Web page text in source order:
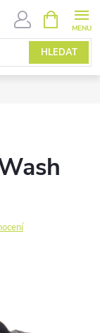
HLEDAT
NÁKUPNÍ
KOŠÍK